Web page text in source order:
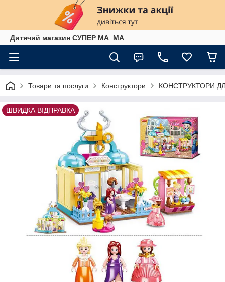
Дитячий магазин СУПЕР МА_МА
Товари та послуги Конструктори КОНСТРУКТОРИ
ШВИДКА ВІДПРАВКА